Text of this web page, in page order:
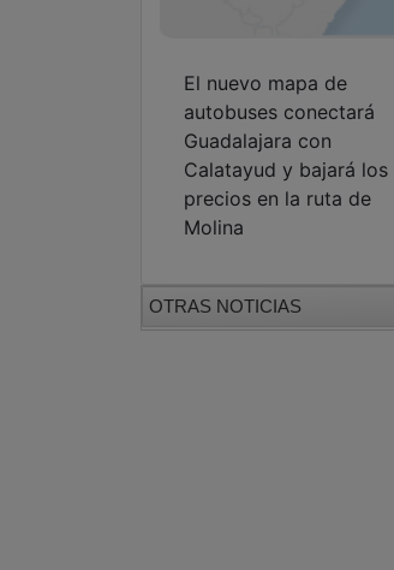
El nuevo mapa de
autobuses conectará
Guadalajara con
Calatayud y bajará los
precios en la ruta de
Molina
OTRAS NOTICIAS